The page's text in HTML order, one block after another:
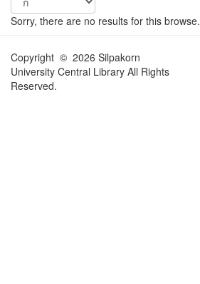
Sorry, there are no results for this browse.
Copyright © 2026 Silpakorn
University Central Library All Rights
Reserved.